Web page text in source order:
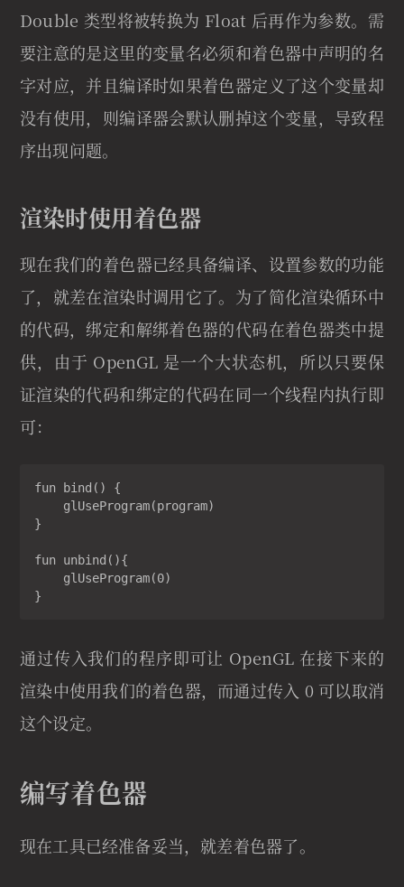
Double 类型将被转换为 Float 后再作为参数。需
要注意的是这里的变量名必须和着色器中声明的名
字对应，并且编译时如果着色器定义了这个变量却
没有使用，则编译器会默认删掉这个变量，导致程
序出现问题。
渲染时使用着色器
现在我们的着色器已经具备编译、设置参数的功能
了，就差在渲染时调用它了。为了简化渲染循环中
的代码，绑定和解绑着色器的代码在着色器类中提
供，由于 OpenGL 是一个大状态机，所以只要保
证渲染的代码和绑定的代码在同一个线程内执行即
可：
fun bind() {
    glUseProgram(program)
}
fun unbind(){
    glUseProgram(0)
}
通过传入我们的程序即可让 OpenGL 在接下来的
渲染中使用我们的着色器，而通过传入 0 可以取消
这个设定。
编写着色器
现在工具已经准备妥当，就差着色器了。